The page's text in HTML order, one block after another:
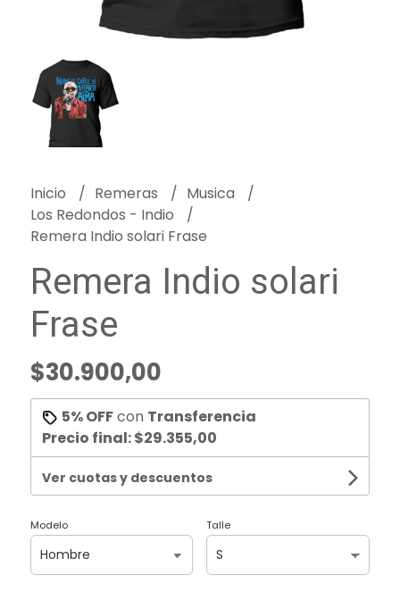
Inicio Remeras
Musica
Los Redondos - Indio
Remera Indio solari Frase
Remera Indio solari
Frase
$30.900,00
5% OFFcon Transferencia
Precio final:$29.355,00
Ver cuotas y descuentos
Modelo Talle